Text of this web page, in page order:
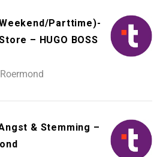
Parttime)-
– HUGO BOSS
Roermond
& Stemming –